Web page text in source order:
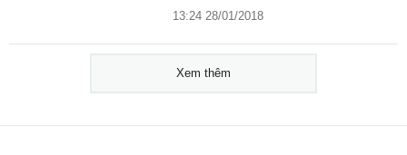
13:24 28/01/2018
Xem thêm